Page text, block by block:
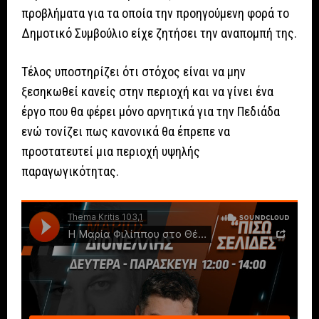
προβλήματα για τα οποία την προηγούμενη φορά το
Δημοτικό Συμβούλιο είχε ζητήσει την αναπομπή της.
Τέλος υποστηρίζει ότι στόχος είναι να μην
ξεσηκωθεί κανείς στην περιοχή και να γίνει ένα
έργο που θα φέρει μόνο αρνητικά για την Πεδιάδα
ενώ τονίζει πως κανονικά θα έπρεπε να
προστατευτεί μια περιοχή υψηλής
παραγωγικότητας.